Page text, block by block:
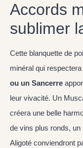
Accords
sublimer
Cette blanquette de
minéral qui
ou un Sancerre
leur vivacité. Un
créera une belle
de vins plus ronds,
Aligoté conviendront